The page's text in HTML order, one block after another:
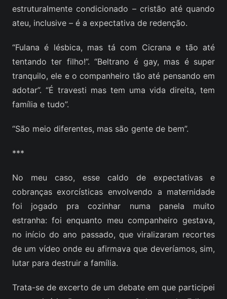
estruturalmente condicionado – cristão até quando
ateu, inclusive – é a expectativa de redenção.
“Fulana é lésbica, mas tá com Cicrana e tão até
tentando ter filho!”. “Beltrano é gay, mas é super
tranquilo, ele e o companheiro tão até pensando em
adotar”. “É travesti mas tem uma vida direita, tem
família e tudo”.
“São meio diferentes, mas são gente de bem”.
***
No meu caso, esse caldo de expectativas e
cobranças exorcísticas envolvendo a maternidade
foi jogado pra cozinhar numa panela muito
estranha: foi enquanto meu companheiro gestava,
no início do ano passado, que viralizaram recortes
de um vídeo onde eu afirmava que deveríamos, sim,
lutar para destruir a família.
Trata-se de excerto de um debate em que participei